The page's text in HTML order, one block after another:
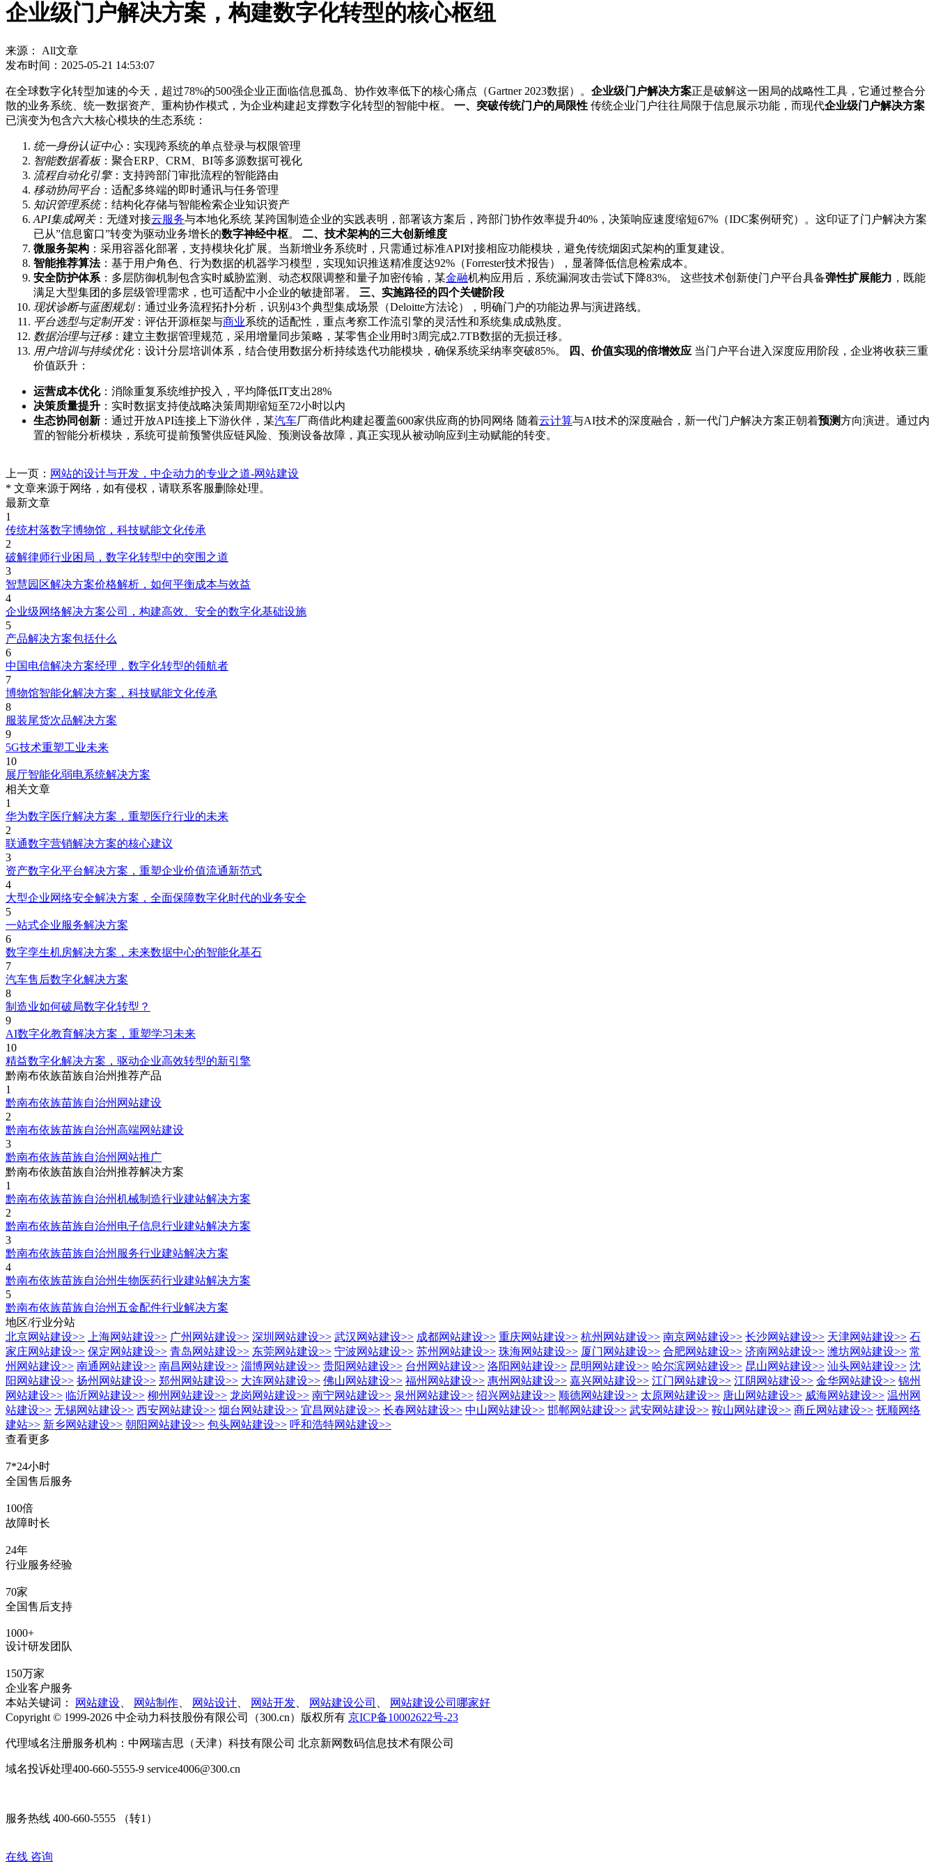
企业级门户解决方案，构建数字化转型的核心枢纽
来源： All文章
发布时间：2025-05-21 14:53:07
在全球数字化转型加速的今天，超过78%的500强企业正面临信息孤岛、协作效率低下的核心痛点（Gartner 2023数据）。 企业级门户解决方案正是破解这一困局的战略性工具，它通过整合分
散的业务系统、统一数据资产、重构协作模式，为企业构建起支撑数字化转型的智能中枢。 一、突破传统门户的局限性 传统企业门户往往局限于信息展示功能，而现代企业级门户解决方案
已演变为包含六大核心模块的生态系统：
统一身份认证中心：实现跨系统的单点登录与权限管理
智能数据看板：聚合ERP、CRM、BI等多源数据可视化
流程自动化引擎：支持跨部门审批流程的智能路由
移动协同平台 ：适配多终端的即时通讯与任务管理
知识管理系统：结构化存储与智能检索企业知识资产
API集成网关：无缝对接云服务与本地化系统 某跨国制造企业的实践表明，部署该方案后，跨部门协作效率提升40%，决策响应速度缩短67%（IDC案例研究）。这印证了门户解决方案
已从”信息窗口”转变为驱动业务增长的数字神经中枢。 二、技术架构的三大创新维度
微服务架构 ：采用容器化部署，支持模块化扩展。当新增业务系统时，只需通过标准API对接相应功能模块，避免传统烟囱式架构的重复建设。
智能推荐算法：基于用户角色、行为数据的机器学习模型，实现知识推送精准度达92%（Forrester技术报告），显著降低信息检索成本。
安全防护体系 ：多层防御机制包含实时威胁监测、动态权限调整和量子加密传输，某金融机构应用后，系统漏洞攻击尝试下降83%。 这些技术创新使门户平台具备弹性扩展能力 ，既能
满足大型集团的多层级管理需求，也可适配中小企业的敏捷部署。 三、实施路径的四个关键阶段
现状诊断与蓝图规划：通过业务流程拓扑分析，识别43个典型集成场景（Deloitte方法论），明确门户的功能边界与演进路线。
平台选型与定制开发：评估开源框架与商业系统的适配性，重点考察工作流引擎的灵活性和系统集成成熟度。
数据治理与迁移：建立主数据管理规范，采用增量同步策略，某零售企业用时3周完成2.7TB数据的无损迁移。
用户培训与持续优化：设计分层培训体系，结合使用数据分析持续迭代功能模块，确保系统采纳率突破85%。 四、价值实现的倍增效应 当门户平台进入深度应用阶段，企业将收获三重
价值跃升：
运营成本优化：消除重复系统维护投入，平均降低IT支出28%
决策质量提升 ：实时数据支持使战略决策周期缩短至72小时以内
生态协同创新 ：通过开放API连接上下游伙伴，某汽车厂商借此构建起覆盖600家供应商的协同网络 随着云计算与AI技术的深度融合，新一代门户解决方案正朝着预测方向演进。通过内
置的智能分析模块，系统可提前预警供应链风险、预测设备故障，真正实现从被动响应到主动赋能的转变。
上一页： 网站的设计与开发，中企动力的专业之道-网站建设
* 文章来源于网络，如有侵权，请联系客服删除处理。
最新文章
1
传统村落数字博物馆，科技赋能文化传承
2
破解律师行业困局，数字化转型中的突围之道
3
智慧园区解决方案价格解析，如何平衡成本与效益
4
企业级网络解决方案公司，构建高效、安全的数字化基础设施
5
产品解决方案包括什么
6
中国电信解决方案经理，数字化转型的领航者
7
博物馆智能化解决方案，科技赋能文化传承
8
服装尾货次品解决方案
9
5G技术重塑工业未来
10
展厅智能化弱电系统解决方案
相关文章
1
华为数字医疗解决方案，重塑医疗行业的未来
2
联通数字营销解决方案的核心建议
3
资产数字化平台解决方案，重塑企业价值流通新范式
4
大型企业网络安全解决方案，全面保障数字化时代的业务安全
5
一站式企业服务解决方案
6
数字孪生机房解决方案，未来数据中心的智能化基石
7
汽车售后数字化解决方案
8
制造业如何破局数字化转型？
9
AI数字化教育解决方案，重塑学习未来
10
精益数字化解决方案，驱动企业高效转型的新引擎
黔南布依族苗族自治州推荐产品
1
黔南布依族苗族自治州网站建设
2
黔南布依族苗族自治州高端网站建设
3
黔南布依族苗族自治州网站推广
黔南布依族苗族自治州推荐解决方案
1
黔南布依族苗族自治州机械制造行业建站解决方案
2
黔南布依族苗族自治州电子信息行业建站解决方案
3
黔南布依族苗族自治州服务行业建站解决方案
4
黔南布依族苗族自治州生物医药行业建站解决方案
5
黔南布依族苗族自治州五金配件行业解决方案
地区/行业分站
北京网站建设>> 上海网站建设>> 广州网站建设>> 深圳网站建设>> 武汉网站建设>> 成都网站建设>> 重庆网站建设>> 杭州网站建设>> 南京网站建设>> 长沙网站建设>> 天津网站建设>> 石
家庄网站建设>> 保定网站建设>> 青岛网站建设>> 东莞网站建设>> 宁波网站建设>> 苏州网站建设>> 珠海网站建设>> 厦门网站建设>> 合肥网站建设>> 济南网站建设>> 潍坊网站建设>> 常
州网站建设>> 南通网站建设>> 南昌网站建设>> 淄博网站建设>> 贵阳网站建设>> 台州网站建设>> 洛阳网站建设>> 昆明网站建设>> 哈尔滨网站建设>> 昆山网站建设>> 汕头网站建设>> 沈
阳网站建设>> 扬州网站建设>> 郑州网站建设>> 大连网站建设>> 佛山网站建设>> 福州网站建设>> 惠州网站建设>> 嘉兴网站建设>> 江门网站建设>> 江阴网站建设>> 金华网站建设>> 锦州
网站建设>> 临沂网站建设>> 柳州网站建设>> 龙岗网站建设>> 南宁网站建设>> 泉州网站建设>> 绍兴网站建设>> 顺德网站建设>> 太原网站建设>> 唐山网站建设>> 威海网站建设>> 温州网
站建设>> 无锡网站建设>> 西安网站建设>> 烟台网站建设>> 宜昌网站建设>> 长春网站建设>> 中山网站建设>> 邯郸网站建设>> 武安网站建设>> 鞍山网站建设>> 商丘网站建设>> 抚顺网络
建站>> 新乡网站建设>> 朝阳网站建设>> 包头网站建设>> 呼和浩特网站建设>>
查看更多
7*24小时
全国售后服务
100倍
故障时长
24年
行业服务经验
70家
全国售后支持
1000+
设计研发团队
150万家
企业客户服务
本站关键词：
网站建设 网站制作 网站设计 网站开发 网站建设公司
网站建设公司哪家好
Copyright © 1999-2026 中企动力科技股份有限公司（300.cn）版权所有 京ICP备10002622号-23
代理域名注册服务机构：中网瑞吉思（天津）科技有限公司 北京新网数码信息技术有限公司
域名投诉处理400-660-5555-9 service4006@300.cn
服务热线 400-660-5555 （转1）
在线 咨询